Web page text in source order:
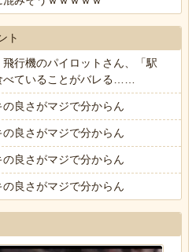
ト
飛行機のパイロットさん、「駅
べていることがバレる……
の良さがマジで分からん
の良さがマジで分からん
の良さがマジで分からん
の良さがマジで分からん